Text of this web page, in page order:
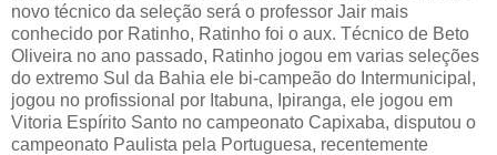
novo técnico da seleção será o professor Jair mais
conhecido por Ratinho, Ratinho foi o aux. Técnico de Beto
Oliveira no ano passado, Ratinho jogou em varias seleções
do extremo Sul da Bahia ele bi-campeão do Intermunicipal,
jogou no profissional por Itabuna, Ipiranga, ele jogou em
Vitoria Espírito Santo no campeonato Capixaba, disputou o
campeonato Paulista pela Portuguesa, recentemente